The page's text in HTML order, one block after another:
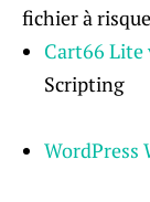
fichier à
Cart66 Lite
Scripting
WordPress